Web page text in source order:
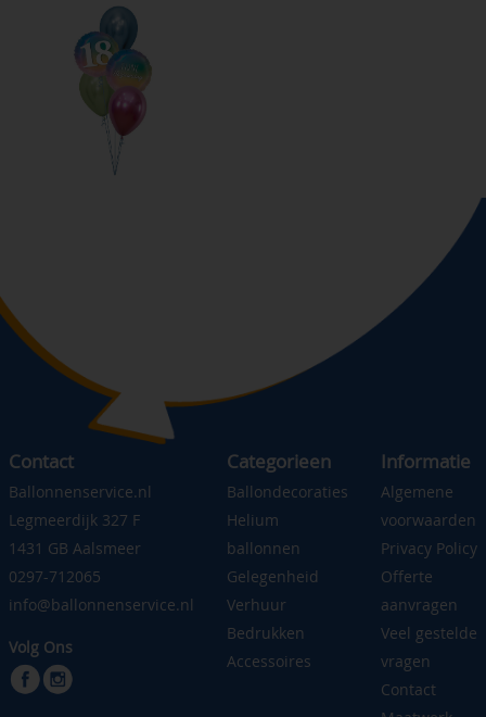
Contact
Ballonnenservice.nl
Legmeerdijk 327 F
1431 GB Aalsmeer
0297-712065
info@ballonnenservice.nl
Volg Ons
Categorieen
Ballondecoraties
Helium
ballonnen
Gelegenheid
Verhuur
Bedrukken
Accessoires
Informatie
Algemene
voorwaarden
Privacy Policy
Offerte
aanvragen
Veel gestelde
vragen
Contact